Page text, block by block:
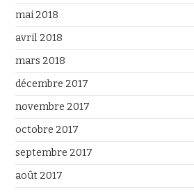
mai 2018
avril 2018
mars 2018
décembre 2017
novembre 2017
octobre 2017
septembre 2017
août 2017